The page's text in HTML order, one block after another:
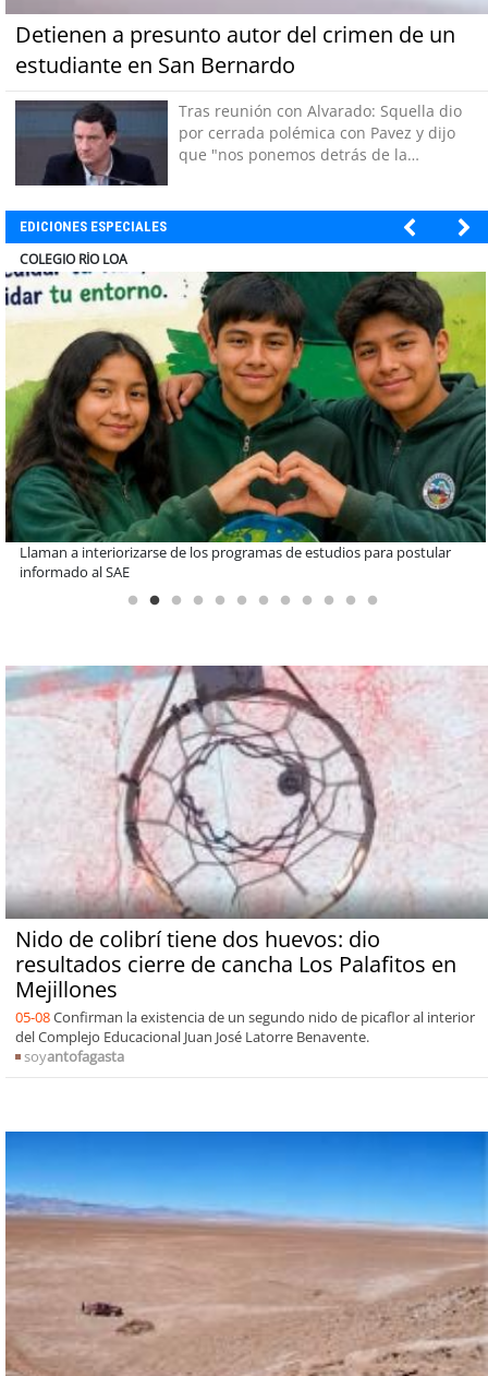
Detienen a presunto autor del crimen de un
estudiante en San Bernardo
Tras reunión con Alvarado: Squella dio
por cerrada polémica con Pavez y dijo
que "nos ponemos detrás de la
EDICIONES ESPECIALES
EL ABRA
De una cocina familiar a un equipo de 10 personas: el crecimiento de
Inkillay apoyado por Minera El Abra
Nido de colibrí tiene dos huevos: dio
resultados cierre de cancha Los Palafitos en
Mejillones
05-08Confirman la existencia de un segundo nido de picaflor al interior
del Complejo Educacional Juan José Latorre Benavente.
soyantofagasta